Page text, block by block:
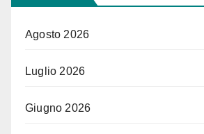
Agosto 2026
Luglio 2026
Giugno 2026